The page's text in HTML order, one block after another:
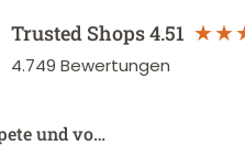
Trusted Shops4.51
4.749 Bewertungen
und vo…